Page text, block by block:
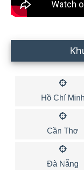
Hồ Chí Minh
Cần Thơ
Đà Nẵng